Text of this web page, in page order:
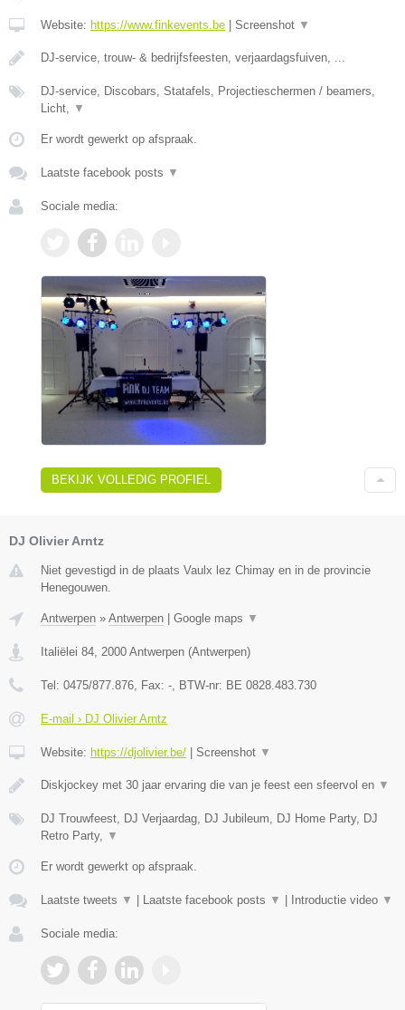
Website: https://www.finkevents.be Screenshot ▼
DJ-service, trouw- & bedrijfsfeesten, verjaardagsfuiven, ...
DJ-service, Discobars, Statafels, Projectieschermen / beamers,
Licht, ▼
Er wordt gewerkt op afspraak.
Laatste facebook posts ▼
Sociale media:
BEKIJK VOLLEDIG PROFIEL
DJ Olivier Arntz
Niet gevestigd in de plaats Vaulx lez Chimay en in de provincie
Henegouwen.
Antwerpen » Antwerpen | Google maps ▼
Italiëlei 84 2000 Antwerpen (Antwerpen)
Tel: 0475/877.876 , Fax: - , BTW-nr: BE 0828.483.730
E-mail › DJ Olivier Arntz
Website: https://djolivier.be/ | Screenshot ▼
Diskjockey met 30 jaar ervaring die van je feest een sfeervol en ▼
DJ Trouwfeest, DJ Verjaardag, DJ Jubileum, DJ Home Party, DJ
Retro Party,
▼
Er wordt gewerkt op afspraak.
Laatste tweets ▼ | Laatste facebook posts ▼ | Introductie video ▼
Sociale media: